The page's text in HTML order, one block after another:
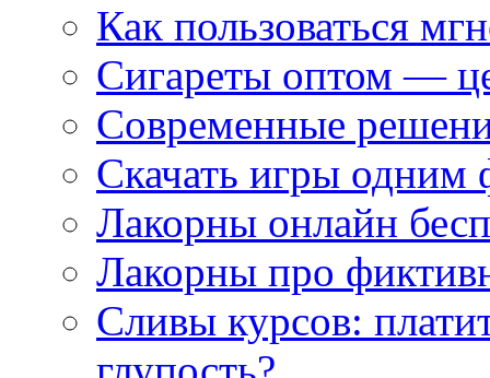
Как пользоваться
Сигареты оптом —
Современные
Скачать игры одним
Лакорны онлайн
Лакорны про
Сливы курсов: